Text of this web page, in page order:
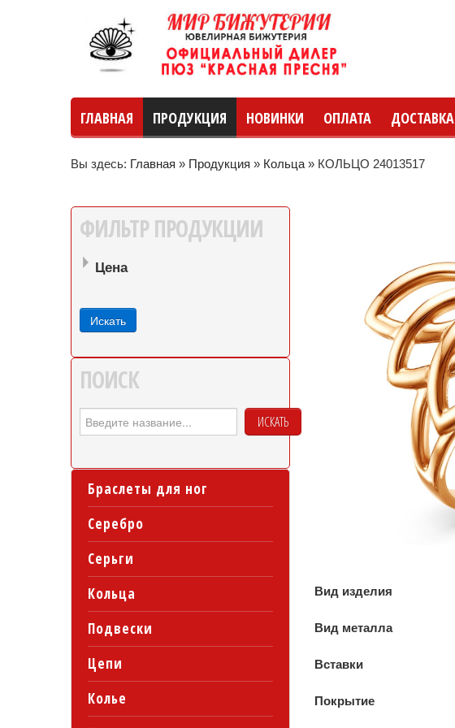
ГЛАВНАЯ ПРОДУКЦИЯ НОВИНКИ ОПЛАТА ДОСТАВКА
Вы здесь: Главная » Продукция » Кольца » КОЛЬЦО 24013517
ФИЛЬТР ПРОДУКЦИИ
Цена
ПОИСК
ИСКАТЬ
Браслеты для ног
Серебро
Серьги
Кольца
Подвески
Цепи
Колье
Вид изделия
Вид металла
Вставки
Покрытие